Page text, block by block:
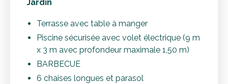
Jardin
Terrasse avec table à manger
Piscine sécurisée avec volet électrique (9 m
x 3 m avec profondeur maximale 1,50 m)
BARBECUE
6 chaises longues et parasol